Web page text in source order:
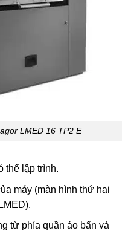
LMED 16 TP2 E
thể lập trình.
máy (màn hình thứ hai
từ phía quần áo bẩn và